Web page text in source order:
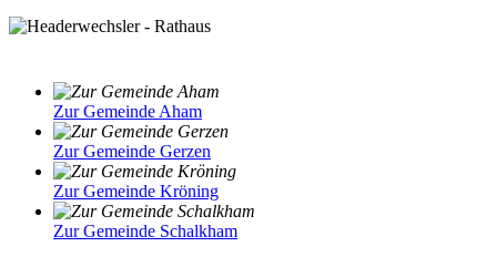
Zur Gemeinde Aham
Zur Gemeinde Gerzen
Zur Gemeinde Kröning
Zur Gemeinde Schalkham